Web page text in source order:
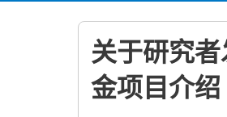
关于研究
金项目介绍